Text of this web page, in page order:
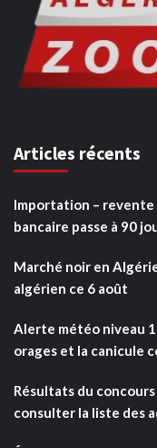
Articles récents
Importation – revente
bancaire passe à 90
Marché noir en
algérien ce 6 août
Alerte météo niveau
orages et la canicule
Résultats du
consulter la liste des